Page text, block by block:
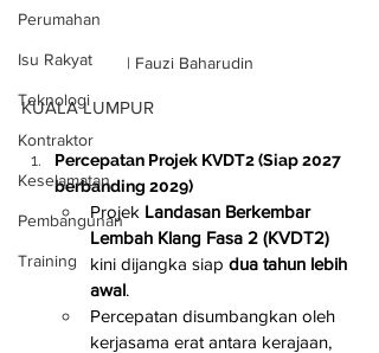
Perumahan
Isu Rakyat
Teknologi
Kontraktor
Keselamatan
Pembangunan
Training
| Fauzi Baharudin
KUALA LUMPUR
Percepatan Projek KVDT2 (Siap 2027
berbanding 2029)
Projek Landasan Berkembar
Lembah Klang Fasa 2 (KVDT2)
kini dijangka siap dua tahun lebih
awal.
Percepatan disumbangkan oleh
kerjasama erat antara kerajaan,